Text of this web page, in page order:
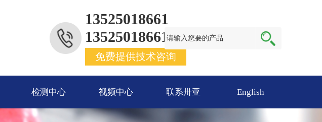
13525018661
13525018661
免费提供技术咨询
检测中心 视频中心 联系卅亚 English